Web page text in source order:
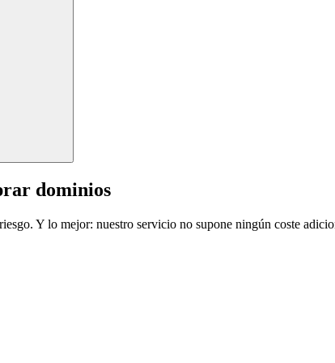
dominios
Y lo mejor: nuestro servicio no supone ningún coste